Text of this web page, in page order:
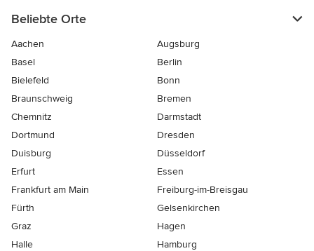
Beliebte Orte
Aachen
Augsburg
Basel
Berlin
Bielefeld
Bonn
Braunschweig
Bremen
Chemnitz
Darmstadt
Dortmund
Dresden
Duisburg
Düsseldorf
Erfurt
Essen
Frankfurt am Main
Freiburg-im-Breisgau
Fürth
Gelsenkirchen
Graz
Hagen
Halle
Hamburg